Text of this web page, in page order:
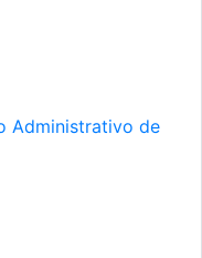
Administrativo de